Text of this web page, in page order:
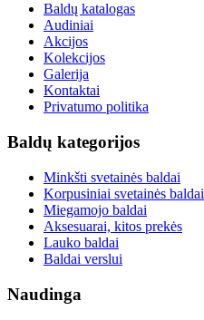
Baldų katalogas
Audiniai
Akcijos
Kolekcijos
Galerija
Kontaktai
Privatumo politika
Baldų kategorijos
Minkšti svetainės baldai
Korpusiniai svetainės baldai
Miegamojo baldai
Aksesuarai, kitos prekės
Lauko baldai
Baldai verslui
Naudinga